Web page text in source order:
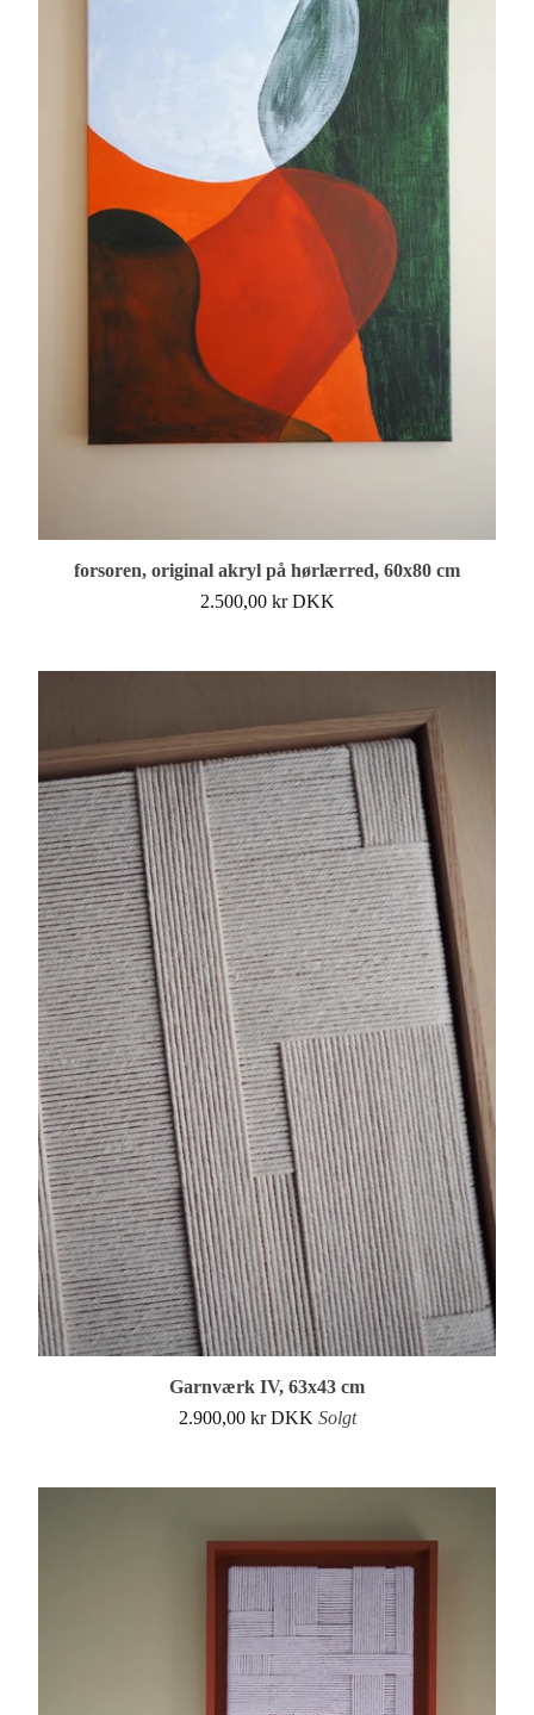
forsoren, original akryl på hørlærred, 60x80 cm
2.500,00 kr DKK
Garnværk IV, 63x43 cm
2.900,00 kr DKK Solgt